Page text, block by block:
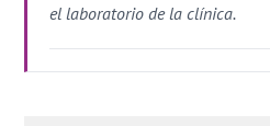
el laboratorio de la clínica.